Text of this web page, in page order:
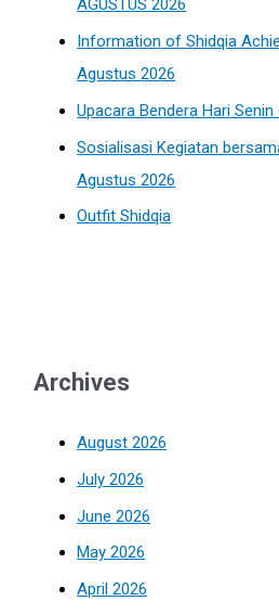
AGUSTUS 2026
Information of Shidqia
Agustus 2026
Upacara Bendera Hari
Sosialisasi Kegiatan
Agustus 2026
Outfit Shidqia
Archives
August 2026
July 2026
June 2026
May 2026
April 2026